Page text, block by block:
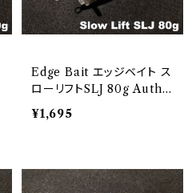
Edge Bait エッジベイト ス
ローリフトSLJ 80g Authe
ntic Bait
¥1,695